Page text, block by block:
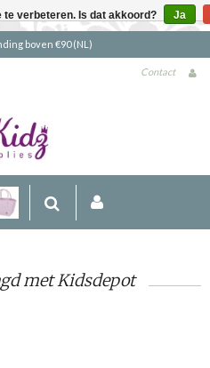
boven €90 (NL)
Contact
met Kidsdepot
te verbeteren. Is dat akkoord? Ja